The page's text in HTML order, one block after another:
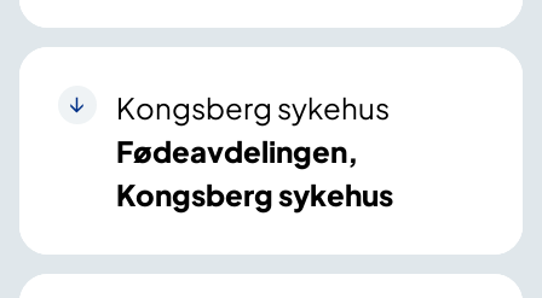
Kongsberg sykehus
Fødeavdelingen,
Kongsberg sykehus